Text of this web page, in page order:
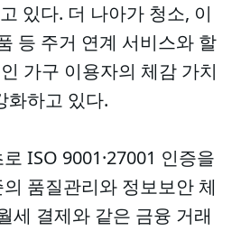
있다. 더 나아가 청소, 이
등 주거 연계 서비스와 할
가구 이용자의 체감 가치
화하고 있다.
ISO 9001·27001 인증을
품질관리와 정보보안 체
세 결제와 같은 금융 거래